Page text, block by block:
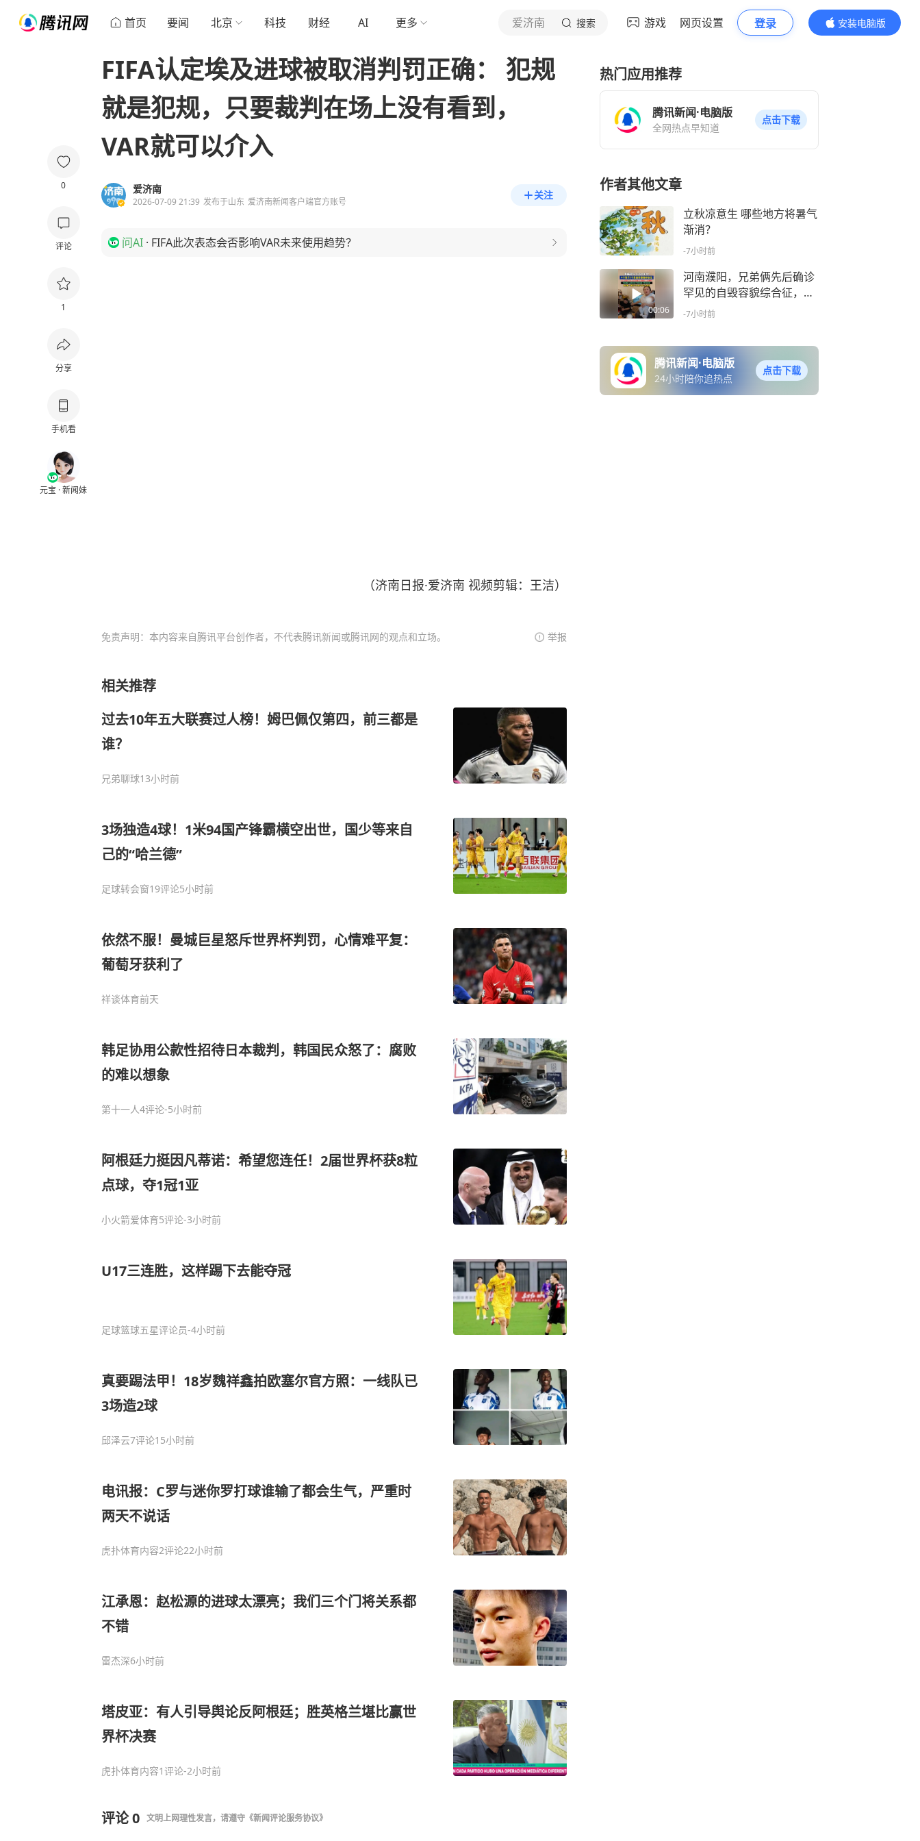
首页 要闻 北京 科技 财经 AI 更多 爱济南 搜索 游戏 网页设置 登录
安装电脑版
内容更精彩
0
评论
1
分享
手机看
元宝 · 新闻妹
FIFA认定埃及进球被取消判罚正确： 犯规
就是犯规，只要裁判在场上没有看到，
VAR就可以介入
爱济南
2026-07-09 21:39 发布于山东 爱济南新闻客户端官方账号
关注
问AI · FIFA此次表态会否影响VAR未来使用趋势？
（济南日报·爱济南 视频剪辑：王洁）
免责声明：本内容来自腾讯平台创作者，不代表腾讯新闻或腾讯网的观点和立场。 举报
相关推荐
过去10年五大联赛过人榜！姆巴佩仅第四，前三都是
谁？
兄弟聊球13小时前
3场独造4球！1米94国产锋霸横空出世，国少等来自
己的“哈兰德”
足球转会窗19评论5小时前
依然不服！曼城巨星怒斥世界杯判罚，心情难平复：
葡萄牙获利了
祥谈体育前天
韩足协用公款性招待日本裁判，韩国民众怒了：腐败
的难以想象
第十一人4评论-5小时前
阿根廷力挺因凡蒂诺：希望您连任！2届世界杯获8粒
点球，夺1冠1亚
小火箭爱体育5评论-3小时前
U17三连胜，这样踢下去能夺冠
足球篮球五星评论员-4小时前
真要踢法甲！18岁魏祥鑫拍欧塞尔官方照：一线队已
3场造2球
邱泽云7评论15小时前
电讯报：C罗与迷你罗打球谁输了都会生气，严重时
两天不说话
虎扑体育内容2评论22小时前
江承恩：赵松源的进球太漂亮；我们三个门将关系都
不错
雷杰深6小时前
塔皮亚：有人引导舆论反阿根廷；胜英格兰堪比赢世
界杯决赛
虎扑体育内容1评论-2小时前
评论0 文明上网理性发言，请遵守 《新闻评论服务协议》
热门应用推荐
腾讯新闻·电脑版
全网热点早知道
点击下载
作者其他文章
立秋凉意生 哪些地方将暑气
渐消？
-7小时前
00:06
河南濮阳，兄弟俩先后确诊
罕见的自毁容貌综合征，发
病率仅1/380000，孩子妈
有一种药可以减少孩子的痛
苦
-7小时前
腾讯新闻·电脑版
24小时陪你追热点
点击下载